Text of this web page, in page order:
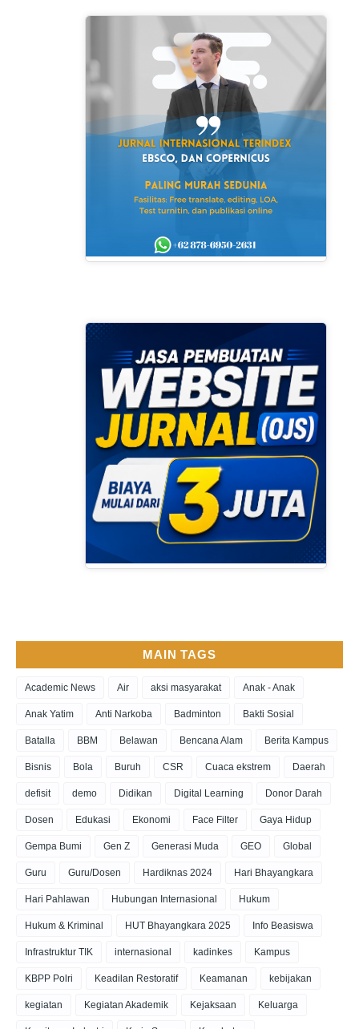
MAIN TAGS
Academic News Air aksi masyarakat Anak - Anak
Anak Yatim Anti Narkoba Badminton Bakti Sosial
Batalla BBM Belawan Bencana Alam Berita Kampus
Bisnis Bola Buruh CSR Cuaca ekstrem Daerah
defisit demo Didikan Digital Learning Donor Darah
Dosen Edukasi Ekonomi Face Filter Gaya Hidup
Gempa Bumi Gen Z Generasi Muda GEO Global
Guru Guru/Dosen Hardiknas 2024 Hari Bhayangkara
Hari Pahlawan Hubungan Internasional Hukum
Hukum & Kriminal HUT Bhayangkara 2025 Info Beasiswa
Infrastruktur TIK internasional kadinkes Kampus
KBPP Polri Keadilan Restoratif Keamanan kebijakan
kegiatan Kegiatan Akademik Kejaksaan Keluarga